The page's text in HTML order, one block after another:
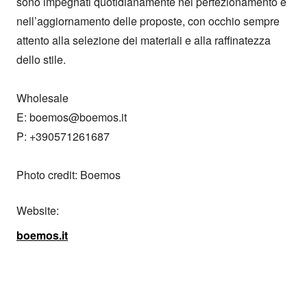
nell’aggiornamento delle proposte, con occhio sempre
attento alla selezione dei materiali e alla raffinatezza
dello stile.
Wholesale
E: boemos@boemos.it
P: +390571261687
Photo credit: Boemos
Website:
boemos.it